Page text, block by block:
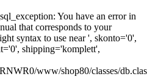
You have an error in
that corresponds to your
syntax to use near ', skonto='0',
shipping='komplett',
www/shop80/classes/